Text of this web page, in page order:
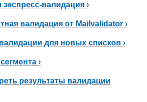
экспресс-валидация ›
валидация от Mailvalidator ›
для новых списков ›
›
результаты валидации